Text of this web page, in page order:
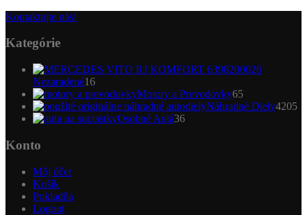
Kontaktujte nás!
Kategórie
Nezaradené1616
produktovMotory a Prevodovky6565
produktov
Náhradné Diely4205
Osobné Autá3636
Konto
Môj účet
Košík
Pokladňa
Logout